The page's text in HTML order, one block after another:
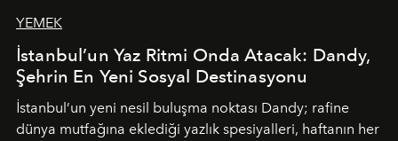
YEMEK
İstanbul’un Yaz Ritmi Onda Atacak: Dandy,
Şehrin En Yeni Sosyal Destinasyonu
İstanbul’un yeni nesil buluşma noktası Dandy; rafine
dünya mutfağına eklediği yazlık spesiyalleri, haftanın her